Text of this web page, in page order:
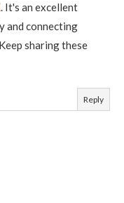
. It's an excellent
and connecting
sharing these
Reply